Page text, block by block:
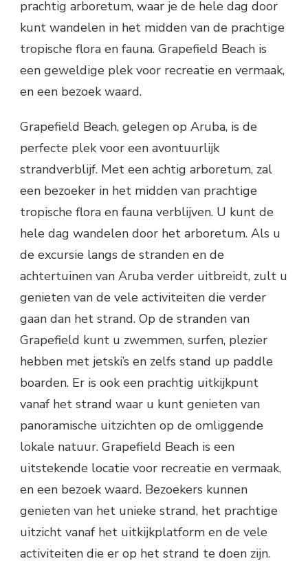
prachtig arboretum, waar je de hele dag door
kunt wandelen in het midden van de prachtige
tropische flora en fauna. Grapefield Beach is
een geweldige plek voor recreatie en vermaak,
en een bezoek waard.
Grapefield Beach, gelegen op Aruba, is de
perfecte plek voor een avontuurlijk
strandverblijf. Met een achtig arboretum, zal
een bezoeker in het midden van prachtige
tropische flora en fauna verblijven. U kunt de
hele dag wandelen door het arboretum. Als u
de excursie langs de stranden en de
achtertuinen van Aruba verder uitbreidt, zult u
genieten van de vele activiteiten die verder
gaan dan het strand. Op de stranden van
Grapefield kunt u zwemmen, surfen, plezier
hebben met jetski’s en zelfs stand up paddle
boarden. Er is ook een prachtig uitkijkpunt
vanaf het strand waar u kunt genieten van
panoramische uitzichten op de omliggende
lokale natuur. Grapefield Beach is een
uitstekende locatie voor recreatie en vermaak,
en een bezoek waard. Bezoekers kunnen
genieten van het unieke strand, het prachtige
uitzicht vanaf het uitkijkplatform en de vele
activiteiten die er op het strand te doen zijn.